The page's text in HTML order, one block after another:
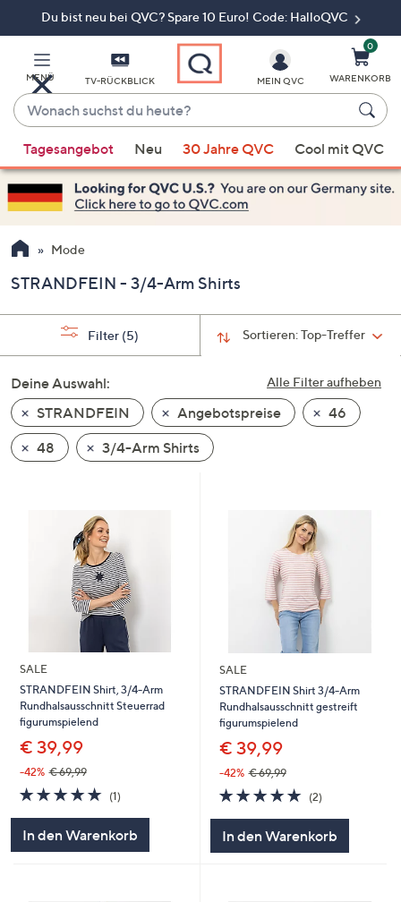
Du bist neu bei QVC? Spare 10 Euro! Code: HalloQVC
MENÜ TV-RÜCKBLICK
Wonach
suchst
du
heute?
Vorschläge
verfügbar
sind,
verwenden
Sie
Pfeiltasten
nach
und
nach
unten
oder
wischen
Sie
diese
anzuzeigen.
MEIN QVC
0
WARENKORB
Tagesangebot Neu 30 Jahre QVC Cool mit QVC
Mode
STRANDFEIN - 3/4-Arm Shirts
Sortieren:Top-Treffer
Filter (5)
Alle Filter aufheben
Deine Auswahl:
STRANDFEIN
Angebotspreise
46
48
3/4-Arm Shirts
SALE
STRANDFEIN Shirt, 3/4-Arm
Rundhalsausschnitt Steuerrad
figurumspielend
€ 39,99
-42% € 69,99
5.0
von
(1)1
In den Warenkorb
SALE
STRANDFEIN Shirt 3/4-Arm
Rundhalsausschnitt gestreift
figurumspielend
€ 39,99
-42% € 69,99
5.0
von
(2)2
In den Warenkorb